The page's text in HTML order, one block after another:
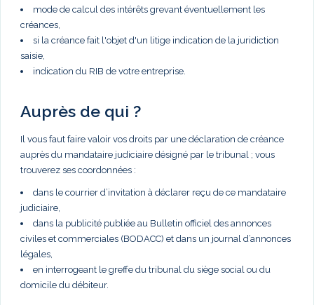
mode de calcul des intérêts grevant éventuellement les
créances,
si la créance fait l'objet d'un litige indication de la juridiction
saisie,
indication du RIB de votre entreprise.
Auprès de qui ?
Il vous faut faire valoir vos droits par une déclaration de créance
auprès du mandataire judiciaire désigné par le tribunal ; vous
trouverez ses coordonnées :
dans le courrier d’invitation à déclarer reçu de ce mandataire
judiciaire,
dans la publicité publiée au Bulletin officiel des annonces
civiles et commerciales (BODACC) et dans un journal d’annonces
légales,
en interrogeant le greffe du tribunal du siège social ou du
domicile du débiteur.